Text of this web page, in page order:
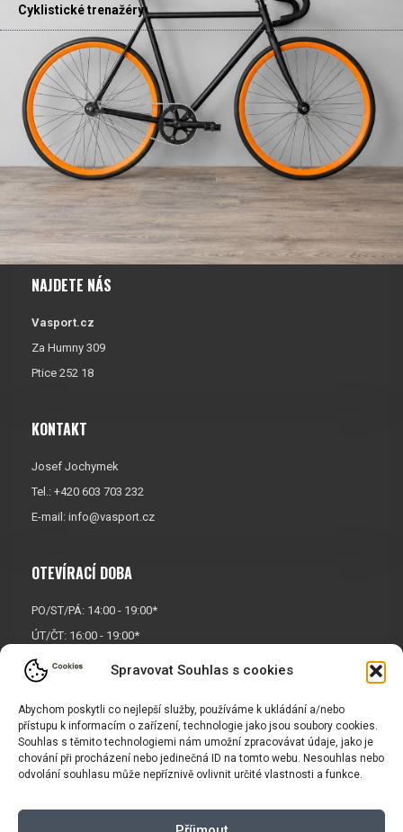
Spravovat Souhlas s cookies
Abychom poskytli co nejlepší služby, používáme k ukládání a/nebo
přístupu k informacím o zařízení, technologie jako jsou soubory cookies.
Souhlas s těmito technologiemi nám umožní zpracovávat údaje, jako je
chování při procházení nebo jedinečná ID na tomto webu. Nesouhlas nebo
odvolání souhlasu může nepříznivě ovlivnit určité vlastnosti a funkce.
Cyklistické trenažéry
NAJDETE NÁS
Vasport.cz
Za Humny 309
Ptice 252 18
KONTAKT
Josef Jochymek
Tel.: +420 603 703 232
E-mail: info@vasport.cz
OTEVÍRACÍ DOBA
PO/ST/PÁ: 14:00 - 19:00*
ÚT/ČT: 16:00 - 19:00*
Sobota: 9:00 - 17:00*
Neděle:
* Říjen, listopad a prosinec
OTEVŘENO POUZE
PO/ST/PÁ